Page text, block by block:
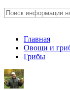
Главная
Овощи и
Грибы